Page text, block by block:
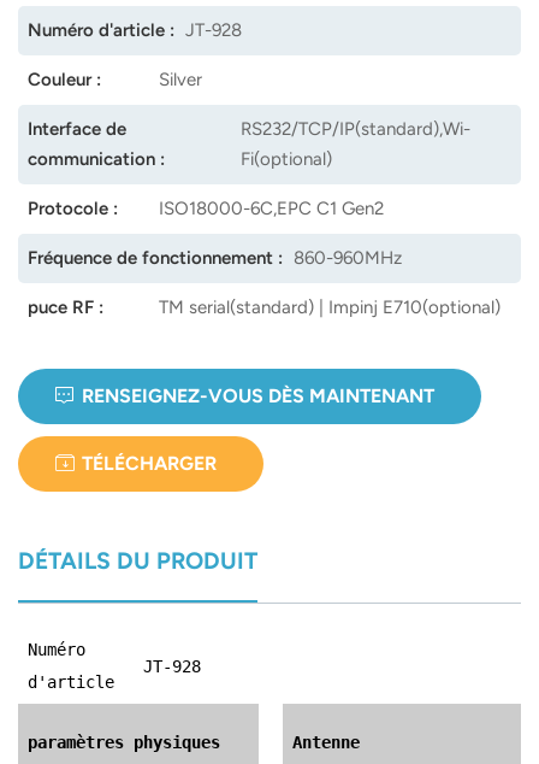
Numéro d'article : JT-928
Couleur : Silver
Interface de
communication :
RS232/TCP/IP(standard),Wi-
Fi(optional)
Protocole : ISO18000-6C,EPC C1 Gen2
Fréquence de fonctionnement : 860-960MHz
puce RF : TM serial(standard) | Impinj E710(optional)
RENSEIGNEZ-VOUS DÈS MAINTENANT
TÉLÉCHARGER
DÉTAILS DU PRODUIT
Numéro
d'article
JT-928
paramètres physiques Antenne